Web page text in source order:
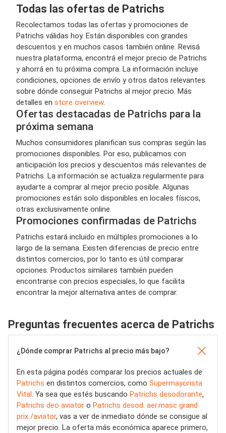
Todas las ofertas de Patrichs
Recolectamos todas las ofertas y promociones de
Patrichs válidas hoy. Están disponibles con grandes
descuentos y en muchos casos también online. Revisá
nuestra plataforma, encontrá el mejor precio de Patrichs
y ahorrá en tu próxima compra. La información incluye
condiciones, opciones de envío y otros datos relevantes
sobre dónde conseguir Patrichs al mejor precio. Más
detalles en store overview.
Ofertas destacadas de Patrichs para la
próxima semana
Muchos consumidores planifican sus compras según las
promociones disponibles. Por eso, publicamos con
anticipación los precios y descuentos más relevantes de
Patrichs. La información se actualiza regularmente para
ayudarte a comprar al mejor precio posible. Algunas
promociones están solo disponibles en locales físicos,
otras exclusivamente online.
Promociones confirmadas de Patrichs
Patrichs estará incluido en múltiples promociones a lo
largo de la semana. Existen diferencias de precio entre
distintos comercios, por lo tanto es útil comparar
opciones. Productos similares también pueden
encontrarse con precios especiales, lo que facilita
encontrar la mejor alternativa antes de comprar.
Preguntas frecuentes acerca de Patrichs
¿Dónde comprar Patrichs al precio más bajo?
En esta página podés comparar los precios actuales de
Patrichs en distintos comercios, como Supermayorista
Vital . Ya sea que estés buscando Patrichs desodorante,
Patrichs deo aviator o Patrichs desod. aer.masc grand
prix /aviator, vas a ver de inmediato dónde se consigue al
mejor precio. La oferta más económica aparece primero,